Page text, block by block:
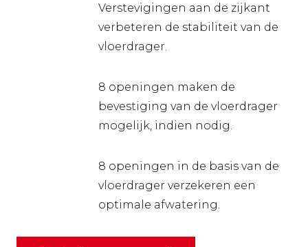
Verstevigingen aan de zijkant
verbeteren de stabiliteit van de
vloerdrager.
8 openingen maken de
bevestiging van de vloerdrager
mogelijk, indien nodig.
8 openingen in de basis van de
vloerdrager verzekeren een
optimale afwatering.